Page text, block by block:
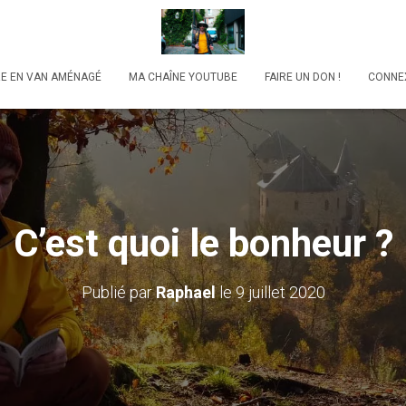
EN VAN AMÉNAGÉ MA CHAÎNE YOUTUBE FAIRE UN DON !
C’est quoi le bonheur ?
Publié parRaphaelle9 juillet 2020